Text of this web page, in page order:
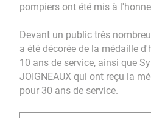
pompiers ont été mis à
Devant un public très
a été décorée de la médaille
10 ans de service, ainsi que
JOIGNEAUX qui ont reçu la
pour 30 ans de service.